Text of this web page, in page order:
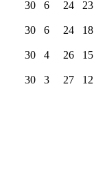
30 6 24 23
30 6 24 18
30 4 26 15
30 3 27 12